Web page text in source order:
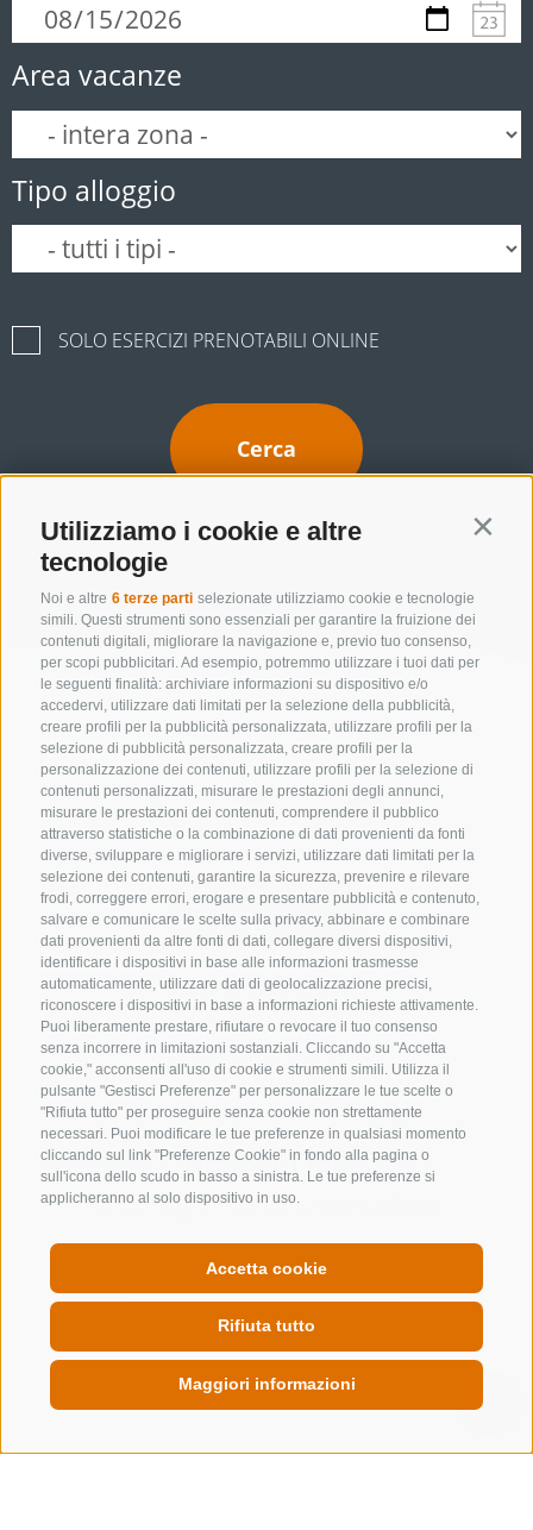
Utilizziamo i cookie e altre
tecnologie
Noi e altre 6 terze parti selezionate utilizziamo cookie e tecnologie
simili. Questi strumenti sono essenziali per garantire la fruizione dei
contenuti digitali, migliorare la navigazione e, previo tuo consenso,
per scopi pubblicitari. Ad esempio, potremmo utilizzare i tuoi dati per
le seguenti finalità: archiviare informazioni su dispositivo e/o
accedervi, utilizzare dati limitati per la selezione della pubblicità,
creare profili per la pubblicità personalizzata, utilizzare profili per la
selezione di pubblicità personalizzata, creare profili per la
personalizzazione dei contenuti, utilizzare profili per la selezione di
contenuti personalizzati, misurare le prestazioni degli annunci,
misurare le prestazioni dei contenuti, comprendere il pubblico
attraverso statistiche o la combinazione di dati provenienti da fonti
diverse, sviluppare e migliorare i servizi, utilizzare dati limitati per la
selezione dei contenuti, garantire la sicurezza, prevenire e rilevare
frodi, correggere errori, erogare e presentare pubblicità e contenuto,
salvare e comunicare le scelte sulla privacy, abbinare e combinare
dati provenienti da altre fonti di dati, collegare diversi dispositivi,
identificare i dispositivi in base alle informazioni trasmesse
automaticamente, utilizzare dati di geolocalizzazione precisi,
riconoscere i dispositivi in base a informazioni richieste attivamente.
Puoi liberamente prestare, rifiutare o revocare il tuo consenso
senza incorrere in limitazioni sostanziali. Cliccando su "Accetta
cookie," acconsenti all'uso di cookie e strumenti simili. Utilizza il
pulsante "Gestisci Preferenze" per personalizzare le tue scelte o
"Rifiuta tutto" per proseguire senza cookie non strettamente
necessari. Puoi modificare le tue preferenze in qualsiasi momento
cliccando sul link "Preferenze Cookie" in fondo alla pagina o
sull'icona dello scudo in basso a sinistra. Le tue preferenze si
applicheranno al solo dispositivo in uso.
Accetta cookie
Rifiuta tutto
Maggiori informazioni
Area vacanze
Tipo alloggio
SOLO ESERCIZI PRENOTABILI ONLINE
Cerca
Lista alloggi
CONTATTACI
+39 0472 632 372
info@colleisarco.org
NEWSLETTER
Rimani aggiornato sulle nostre offerte
Registrati
QUICKLINKS